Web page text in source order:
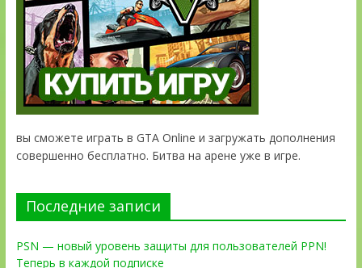
вы сможете играть в GTA Online и загружать дополнения
совершенно бесплатно. Битва на арене уже в игре.
Последние записи
PSN — новый уровень защиты для пользователей PPN!
Теперь в каждой подписке